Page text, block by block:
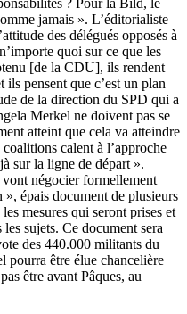
? Pour la Bild, le
jamais ». L’éditorialiste
des délégués opposés à
quoi sur ce que les
[de la CDU], ils rendent
pensent que c’est un plan
de la direction du SPD qui a
Merkel ne doivent pas se
atteint que cela va atteindre
calent à l’approche
sur la ligne de départ ».
négocier formellement
épais document de plusieurs
mesures qui seront prises et
sujets. Ce document sera
des 440.000 militants du
pourra être élue chancelière
être avant Pâques, au